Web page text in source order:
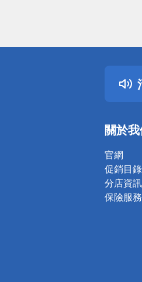
關於
官網
促銷目錄
分店資訊
保險服務